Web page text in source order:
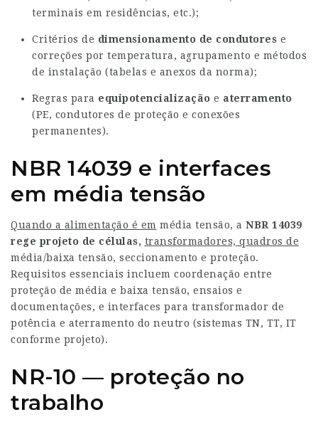
terminais em residências, etc.);
Critérios de dimensionamento de condutores e
correções por temperatura, agrupamento e métodos
de instalação (tabelas e anexos da norma);
Regras para equipotencialização e aterramento
(PE, condutores de proteção e conexões
permanentes).
NBR 14039 e interfaces
em média tensão
Quando a alimentação é em média tensão, a NBR 14039
rege projeto de células, transformadores, quadros de
média/baixa tensão, seccionamento e proteção.
Requisitos essenciais incluem coordenação entre
proteção de média e baixa tensão, ensaios e
documentações, e interfaces para transformador de
potência e aterramento do neutro (sistemas TN, TT, IT
conforme projeto).
NR-10 — proteção no
trabalho